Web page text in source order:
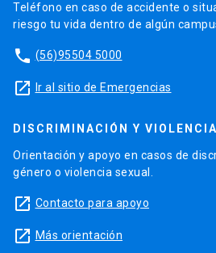
Teléfono en caso de accidente o
riesgo tu vida dentro de algún
phone (56)95504 5000
launch Ir al sitio de Emergencias
DISCRIMINACIÓN Y VIOLENCIA
Orientación y apoyo en casos de
género o violencia sexual.
launch Contacto para apoyo
launch Más orientación